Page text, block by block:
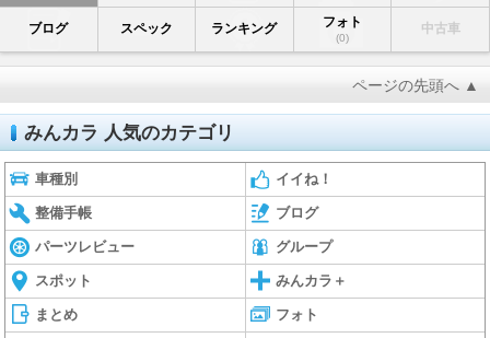
ブログ スペック ランキング フォト
(0)
中古車
ページの先頭へ ▲
みんカラ 人気のカテゴリ
車種別 イイね！
整備手帳 ブログ
パーツレビュー グループ
スポット みんカラ＋
まとめ フォト